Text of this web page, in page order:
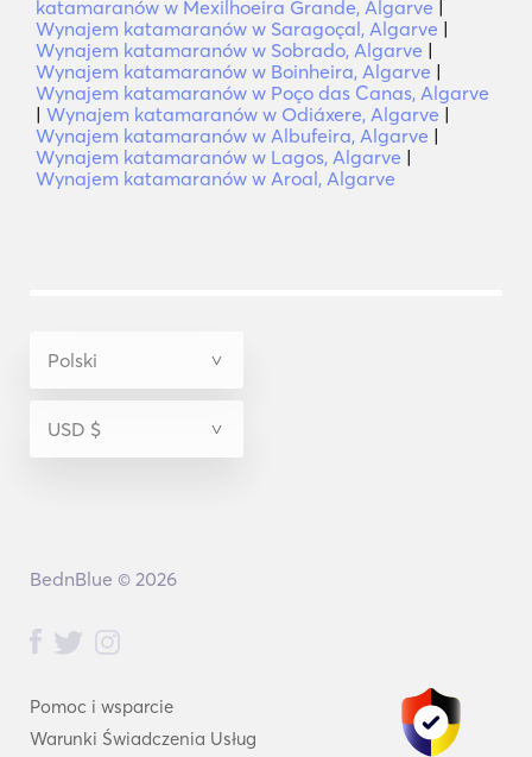
katamaranów w Mexilhoeira Grande, Algarve |
Wynajem katamaranów w Saragoçal, Algarve |
Wynajem katamaranów w Sobrado, Algarve |
Wynajem katamaranów w Boinheira, Algarve |
Wynajem katamaranów w Poço das Canas, Algarve
| Wynajem katamaranów w Odiáxere, Algarve |
Wynajem katamaranów w Albufeira, Algarve |
Wynajem katamaranów w Lagos, Algarve |
Wynajem katamaranów w Aroal, Algarve
Pomoc i wsparcie
Warunki Świadczenia Usług
BednBlue © 2026